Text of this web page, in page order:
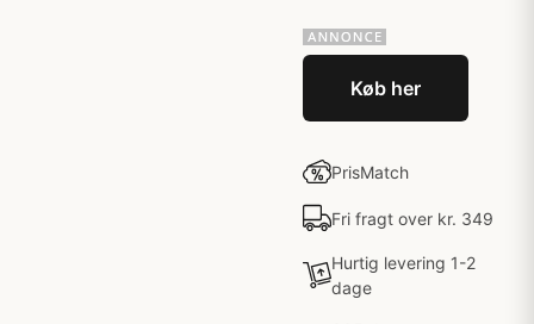
Køb her
PrisMatch
Fri fragt over kr. 349
Hurtig levering 1-2
dage